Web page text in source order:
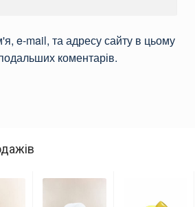
e-mail, та адресу сайту в цьому
коментарів.